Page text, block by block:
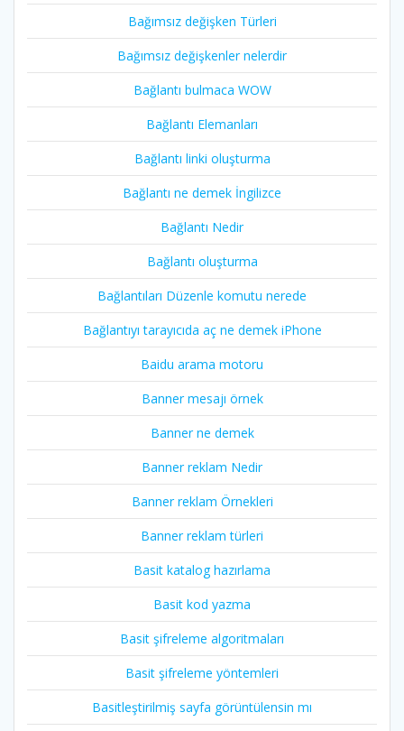
Bağımsız değişken Türleri
Bağımsız değişkenler nelerdir
Bağlantı bulmaca WOW
Bağlantı Elemanları
Bağlantı linki oluşturma
Bağlantı ne demek İngilizce
Bağlantı Nedir
Bağlantı oluşturma
Bağlantıları Düzenle komutu nerede
Bağlantıyı tarayıcıda aç ne demek iPhone
Baidu arama motoru
Banner mesajı örnek
Banner ne demek
Banner reklam Nedir
Banner reklam Örnekleri
Banner reklam türleri
Basit katalog hazırlama
Basit kod yazma
Basit şifreleme algoritmaları
Basit şifreleme yöntemleri
Basitleştirilmiş sayfa görüntülensin mı